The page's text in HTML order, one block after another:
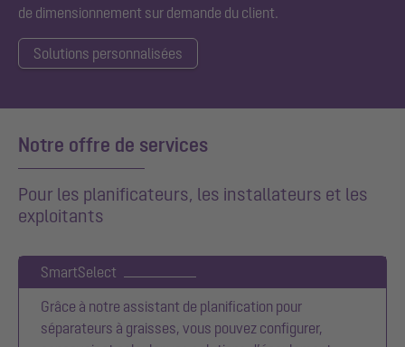
de dimensionnement sur demande du client.
Solutions personnalisées
Notre offre de services
Pour les planificateurs, les installateurs et les
exploitants
SmartSelect
Grâce à notre assistant de planification pour
séparateurs à graisses, vous pouvez configurer,